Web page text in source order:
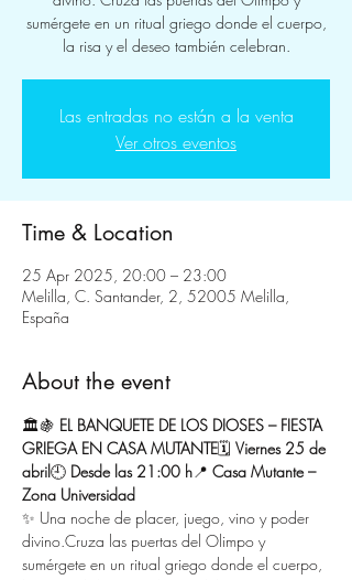
sumérgete en un ritual griego donde el cuerpo,
la risa y el deseo también celebran.
Las entradas no están a la venta
Ver otros eventos
Time & Location
25 Apr 2025, 20:00 – 23:00
Melilla, C. Santander, 2, 52005 Melilla,
España
About the event
🏛️🍇 EL BANQUETE DE LOS DIOSES – FIESTA
GRIEGA EN CASA MUTANTE🗓 Viernes 25 de
abril🕘 Desde las 21:00 h📍 Casa Mutante –
Zona Universidad
✨ Una noche de placer, juego, vino y poder
divino.Cruza las puertas del Olimpo y
sumérgete en un ritual griego donde el cuerpo,